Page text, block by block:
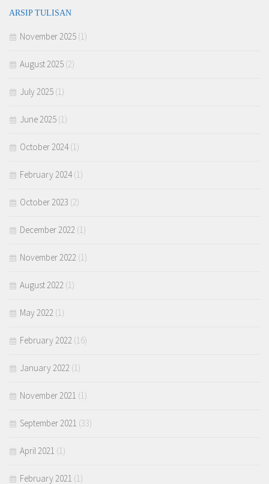
ARSIP TULISAN
November 2025 (1)
August 2025 (2)
July 2025 (1)
June 2025 (1)
October 2024(1)
February 2024(1)
October 2023 (2)
December 2022 (1)
November 2022 (1)
August 2022 (1)
May 2022 (1)
February 2022 (16)
January 2022 (1)
November 2021 (1)
September 2021 (33)
April 2021 (1)
February 2021 (1)